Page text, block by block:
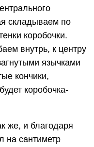
складываем по
коробочки.
внутрь, к центру
язычками
кончики,
коробочка-
же, и благодаря
на сантиметр